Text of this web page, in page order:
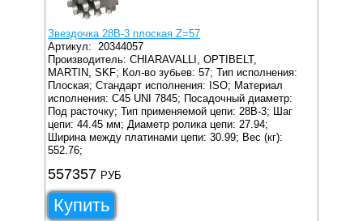
Звездочка 28B-3 плоская Z=57
Артикул: 20344057
Производитель: CHIARAVALLI, OPTIBELT,
MARTIN, SKF; Кол-во зубьев: 57; Тип исполнения:
Плоская; Стандарт исполнения: ISO; Материал
исполнения: C45 UNI 7845; Посадочный диаметр:
Под расточку; Тип применяемой цепи: 28B-3;
Шаг
цепи: 44.45 мм; Диаметр ролика цепи: 27.94;
Ширина между платинами цепи: 30.99; Вес (кг):
552.76;
557357 РУБ
Купить